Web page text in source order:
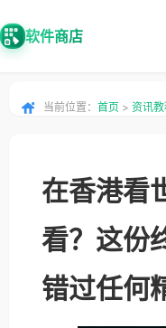
软件商店
当前位置： 首页 > 资讯
在香港看
看？这份
错过任何